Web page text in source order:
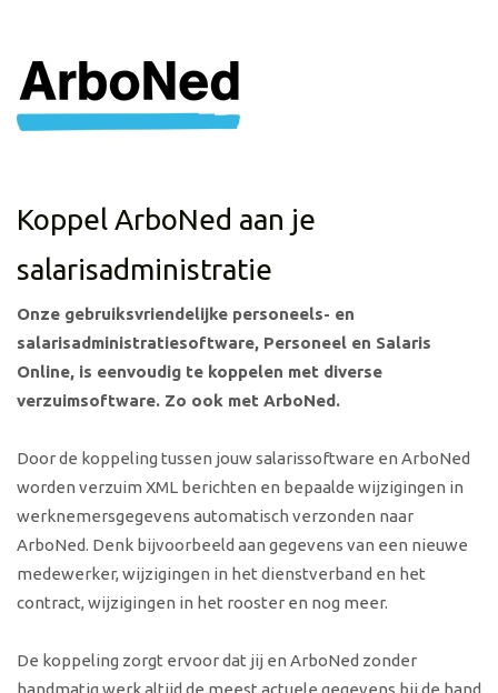
Koppel ArboNed aan je
salarisadministratie
Onze gebruiksvriendelijke personeels- en
salarisadministratiesoftware, Personeel en Salaris
Online, is eenvoudig te koppelen met diverse
verzuimsoftware. Zo ook met ArboNed.
Door de koppeling tussen jouw salarissoftware en ArboNed
worden verzuim XML berichten en bepaalde wijzigingen in
werknemersgegevens automatisch verzonden naar
ArboNed. Denk bijvoorbeeld aan gegevens van een nieuwe
medewerker, wijzigingen in het dienstverband en het
contract, wijzigingen in het rooster en nog meer.
De koppeling zorgt ervoor dat jij en ArboNed zonder